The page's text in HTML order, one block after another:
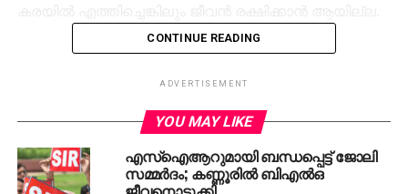
DEATH KANNUR
CONTINUE READING
ADVERTISEMENT
YOU MAY LIKE
എസ്ഐആറുമായി ബന്ധപ്പെട്ട് ജോലി
സമ്മര്‍ദം; കണ്ണൂരില്‍ ബിഎല്‍ഒ